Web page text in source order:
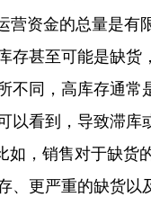
资金的总量是
甚至可能是缺
同，高库存通
看到，导致滞
，销售对于缺
更严重的缺货